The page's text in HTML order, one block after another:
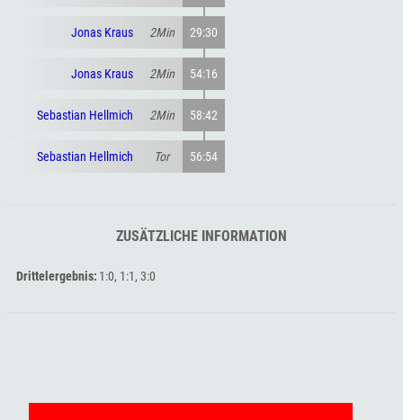
Jonas Kraus 2Min 29:30
Jonas Kraus 2Min 54:16
Sebastian Hellmich 2Min 58:42
Sebastian Hellmich Tor 56:54
ZUSÄTZLICHE INFORMATION
Drittelergebnis 1:0, 1:1, 3:0